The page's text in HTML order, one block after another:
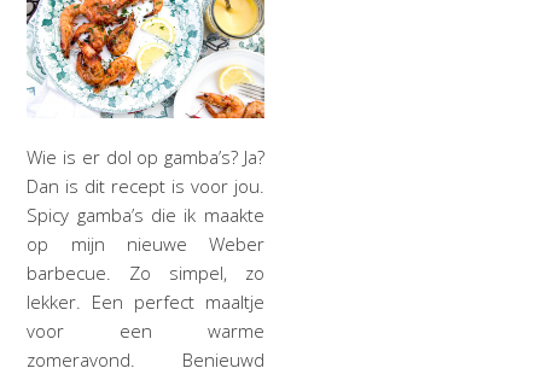
Wie is er dol op gamba’s? Ja?
Dan is dit recept is voor jou.
Spicy gamba’s die ik maakte
op mijn nieuwe Weber
barbecue. Zo simpel, zo
lekker. Een perfect maaltje
voor een warme
zomeravond. Benieuwd